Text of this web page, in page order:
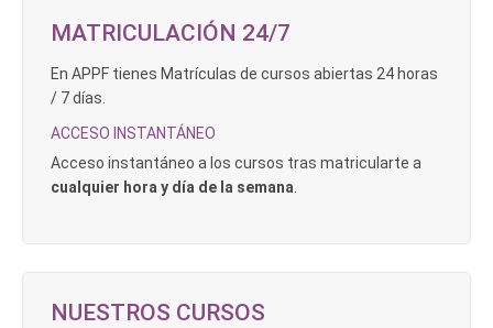
MATRICULACIÓN 24/7
En APPF tienes Matrículas de cursos abiertas 24 horas
/ 7 días.
ACCESO INSTANTÁNEO
Acceso instantáneo a los cursos tras matricularte a
cualquier hora y día de la semana.
NUESTROS CURSOS